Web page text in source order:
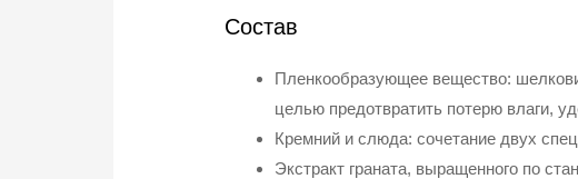
Состав
Пленкообразующее вещество:
целью предотвратить потерю влаги,
Кремний и слюда: сочетание двух
Экстракт граната, выращенного по